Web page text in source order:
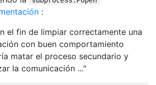
:
el fin de limpiar correctamente una
con buen comportamiento
matar el proceso secundario y
la comunicación ..."